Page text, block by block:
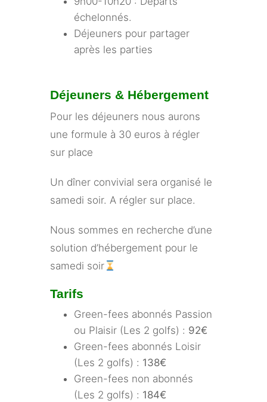
échelonnés.
Déjeuners pour partager
après les parties
Déjeuners & Hébergement
Pour les déjeuners nous aurons
une formule à 30 euros à régler
sur place
Un dîner convivial sera organisé le
samedi soir. A régler sur place.
Nous sommes en recherche d’une
solution d’hébergement pour le
samedi soir
Tarifs
Green-fees abonnés Passion
ou Plaisir (Les 2 golfs) : 92€
Green-fees abonnés Loisir
(Les 2 golfs) : 138€
Green-fees non abonnés
(Les 2 golfs) : 184€